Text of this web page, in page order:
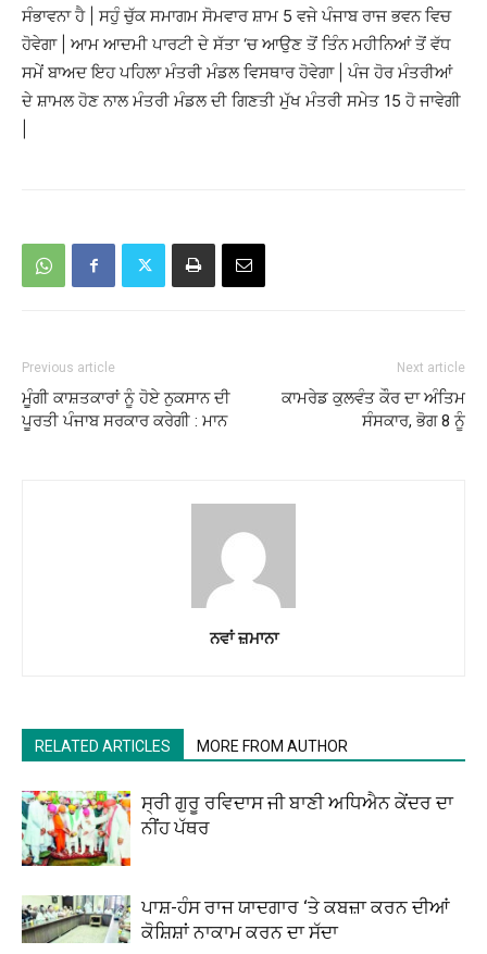
ਸੰਭਾਵਨਾ ਹੈ | ਸਹੁੰ ਚੁੱਕ ਸਮਾਗਮ ਸੋਮਵਾਰ ਸ਼ਾਮ 5 ਵਜੇ ਪੰਜਾਬ ਰਾਜ ਭਵਨ ਵਿਚ
ਹੋਵੇਗਾ | ਆਮ ਆਦਮੀ ਪਾਰਟੀ ਦੇ ਸੱਤਾ ‘ਚ ਆਉਣ ਤੋਂ ਤਿੰਨ ਮਹੀਨਿਆਂ ਤੋਂ ਵੱਧ
ਸਮੇਂ ਬਾਅਦ ਇਹ ਪਹਿਲਾ ਮੰਤਰੀ ਮੰਡਲ ਵਿਸਥਾਰ ਹੋਵੇਗਾ | ਪੰਜ ਹੋਰ ਮੰਤਰੀਆਂ
ਦੇ ਸ਼ਾਮਲ ਹੋਣ ਨਾਲ ਮੰਤਰੀ ਮੰਡਲ ਦੀ ਗਿਣਤੀ ਮੁੱਖ ਮੰਤਰੀ ਸਮੇਤ 15 ਹੋ ਜਾਵੇਗੀ
Previous article
ਮੂੰਗੀ ਕਾਸ਼ਤਕਾਰਾਂ ਨੂੰ ਹੋਏ ਨੁਕਸਾਨ ਦੀ
ਪੂਰਤੀ ਪੰਜਾਬ ਸਰਕਾਰ ਕਰੇਗੀ : ਮਾਨ
Next article
ਕਾਮਰੇਡ ਕੁਲਵੰਤ ਕੌਰ ਦਾ ਅੰਤਿਮ
ਸੰਸਕਾਰ, ਭੋਗ 8 ਨੂੰ
ਨਵਾਂ ਜ਼ਮਾਨਾ
RELATED ARTICLES MORE FROM AUTHOR
ਸ੍ਰੀ ਗੁਰੂ ਰਵਿਦਾਸ ਜੀ ਬਾਣੀ ਅਧਿਐਨ ਕੇਂਦਰ ਦਾ
ਨੀਂਹ ਪੱਥਰ
ਪਾਸ਼-ਹੰਸ ਰਾਜ ਯਾਦਗਾਰ ‘ਤੇ ਕਬਜ਼ਾ ਕਰਨ ਦੀਆਂ
ਕੋਸ਼ਿਸ਼ਾਂ ਨਾਕਾਮ ਕਰਨ ਦਾ ਸੱਦਾ